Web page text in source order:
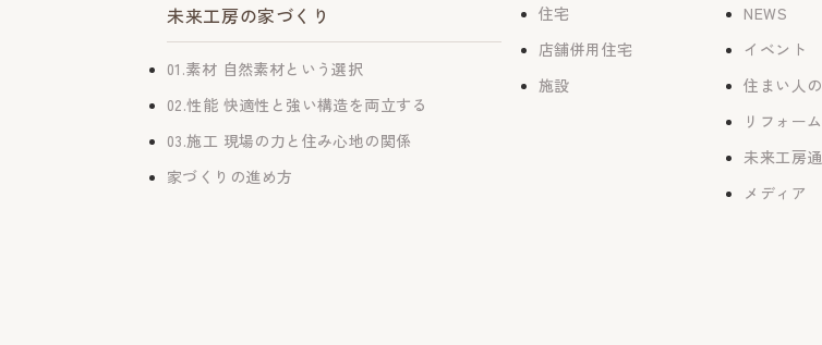
未来工房の家づくり
01.素材 自然素材という選択
02.性能 快適性と強い構造を両立する
03.施工 現場の力と住み心地の関係
家づくりの進め方
住宅
店舗併用住宅
施設
NEWS
イベント
住まい人
リフォー
未来工房
メディア